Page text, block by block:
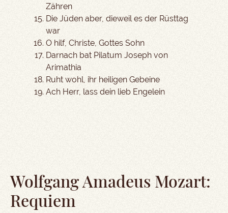
Zähren
Die Jüden aber, dieweil es der Rüsttag
war
O hilf, Christe, Gottes Sohn
Darnach bat Pilatum Joseph von
Arimathia
Ruht wohl, ihr heiligen Gebeine
Ach Herr, lass dein lieb Engelein
Wolfgang Amadeus Mozart:
Requiem